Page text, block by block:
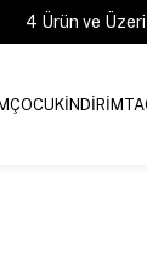
4 Ürün ve
ÇOCUKİNDİRİM